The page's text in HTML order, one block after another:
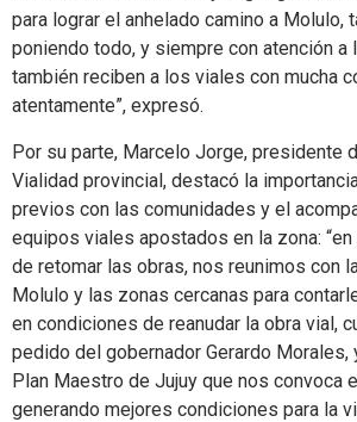
para lograr el anhelado camino a Molulo,
poniendo todo, y siempre con atención a
también reciben a los viales con mucha
atentamente”, expresó.
Por su parte, Marcelo Jorge, presidente
Vialidad provincial, destacó la
previos con las comunidades y el
equipos viales apostados en la zona: “en
de retomar las obras, nos reunimos con
Molulo y las zonas cercanas para
en condiciones de reanudar la obra vial,
pedido del gobernador Gerardo Morales,
Plan Maestro de Jujuy que nos convoca
generando mejores condiciones para la